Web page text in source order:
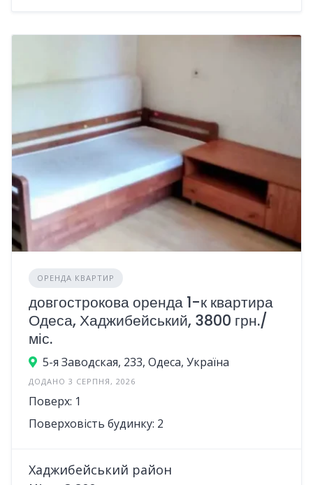
ОРЕНДА КВАРТИР
довгострокова оренда 1-к квартира
Одеса, Хаджибейський, 3800 грн./
міс.
5-я Заводская, 233, Одеса, Україна
ДОДАНО 3 СЕРПНЯ, 2026
Поверх: 1
Поверховість будинку: 2
Хаджибейський район